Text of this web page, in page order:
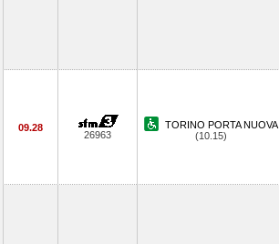
09.28
26963
TORINO PORTA NUOVA
(10.15)